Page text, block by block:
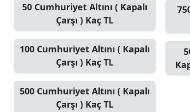
50 Cumhuriyet Altını ( Kapalı
Çarşı ) Kaç TL
100 Cumhuriyet Altını ( Kapalı
Çarşı ) Kaç TL
500 Cumhuriyet Altını ( Kapalı
Çarşı ) Kaç TL